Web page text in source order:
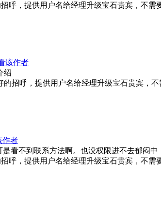
呼，提供用户名给经理升级宝石贵宾，不需
该作者
绍
招呼，提供用户名给经理升级宝石贵宾，不
作者
看不到联系方法啊。也没权限进不去郁闷中
呼，提供用户名给经理升级宝石贵宾，不需